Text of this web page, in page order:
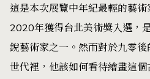
這是本次展覽中年紀最輕的藝
2020年獲得台北美術獎入選，
銳藝術家之一。然而對於九零
世代裡，他該如何看待繪畫這